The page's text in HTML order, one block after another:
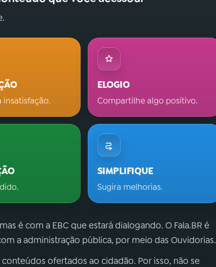
insatisfação.
ELOGIO
Compartilhe algo positivo.
SIMPLIFIQUE
Sugira melhorias.
é com a EBC que estará dialogando. O Fala.BR é
a administração pública, por meio das Ouvidorias.
ofertados ao cidadão. Por isso, não se